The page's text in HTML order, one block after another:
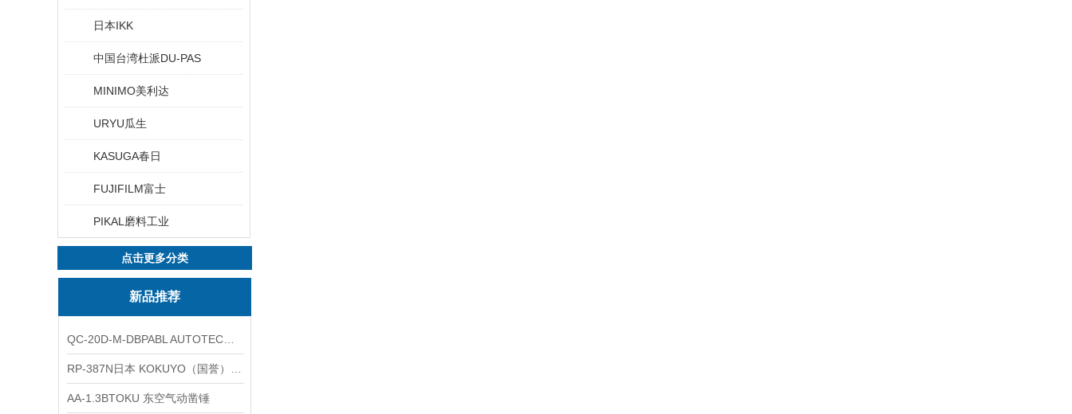
日本IKK
中国台湾杜派DU-PAS
MINIMO美利达
URYU瓜生
KASUGA春日
FUJIFILM富士
PIKAL磨料工业
点击更多分类
新品推荐
AA-1.3BTOKU 东空气动凿锤